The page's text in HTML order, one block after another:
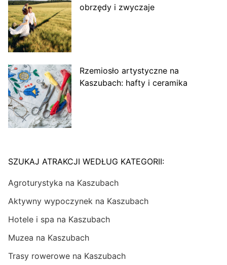
obrzędy i zwyczaje
Rzemiosło artystyczne na
Kaszubach: hafty i ceramika
SZUKAJ ATRAKCJI WEDŁUG KATEGORII:
Agroturystyka na Kaszubach
Aktywny wypoczynek na Kaszubach
Hotele i spa na Kaszubach
Muzea na Kaszubach
Trasy rowerowe na Kaszubach